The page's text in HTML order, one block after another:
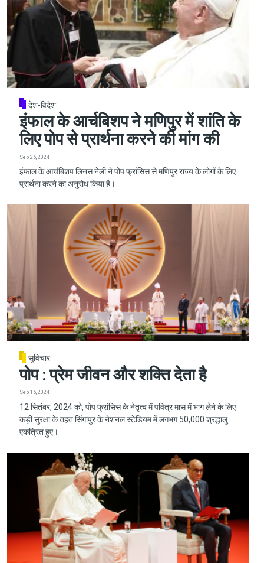
देश-विदेश
इंफाल के आर्चबिशप ने मणिपुर में शांति के
लिए पोप से प्रार्थना करने की मांग की
Sep 26, 2024
इंफाल के आर्चबिशप लिनस नेली ने पोप फ्रांसिस से मणिपुर राज्य के लोगों के लिए
प्रार्थना करने का अनुरोध किया है।
सुविचार
पोप : प्रेम जीवन और शक्ति देता है
Sep 16, 2024
12 सितंबर, 2024 को, पोप फ्रांसिस के नेतृत्व में पवित्र मास में भाग लेने के लिए
कड़ी सुरक्षा के तहत सिंगापुर के नेशनल स्टेडियम में लगभग 50,000 श्रद्धालु
एकत्रित हुए।